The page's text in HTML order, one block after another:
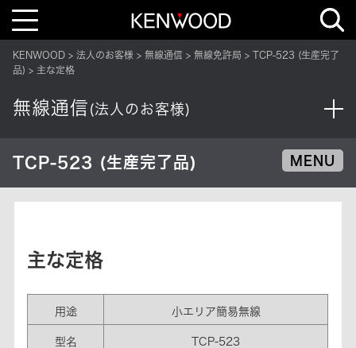
T
l
e
v
i
i
o
KENWOOD 法人のお客様 無線通信 無線免許局
TCP-523 (生産完了
品)
主な定格
無線通信 (法人のお客様)
TCP-523 (生産完了品) MENU
主な定格
用途 小エリア簡易無線
型名 TCP-523